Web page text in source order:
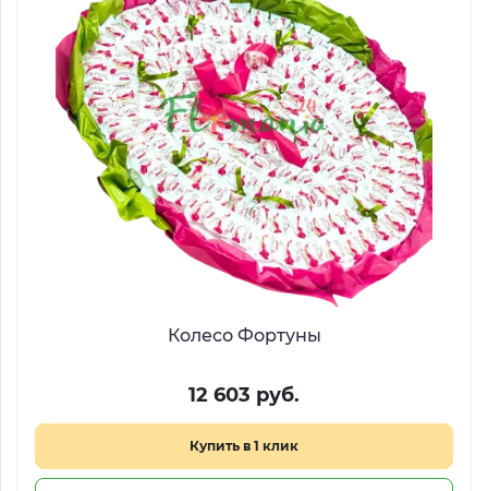
Колесо Фортуны
12 603 руб.
Купить в 1 клик